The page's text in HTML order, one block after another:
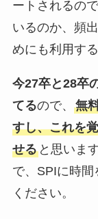
ートされるの
いるのか、頻
めにも利用す
今27卒と28卒
てるので、 無
すし、これを
せると思いま
で、SPIに時
ください。